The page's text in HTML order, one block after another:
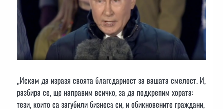
„Искам да изразя своята благодарност за вашата смелост. И,
разбира се, ще направим всичко, за да подкрепим хората:
тези, които са загубили бизнеса си, и обикновените граждани,